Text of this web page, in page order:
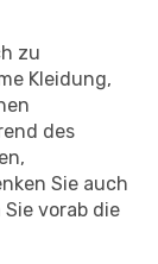
zu
Kleidung,
des
Sie auch
vorab die